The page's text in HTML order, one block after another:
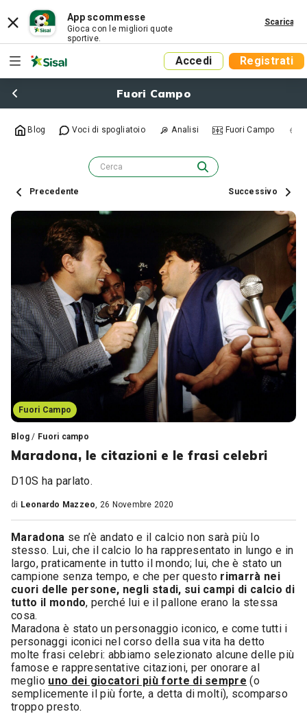
App scommesse
Gioca con le migliori quote
sportive.
Scarica
Accedi Registrati
Fuori Campo
Blog Voci di spogliatoio Analisi Fuori Campo
Precedente Successivo
Fuori Campo
Blog / Fuori campo
Maradona, le citazioni e le frasi celebri
D10S ha parlato.
di Leonardo Mazzeo, 26 Novembre 2020
Maradona se n’è andato e il calcio non sarà più lo
stesso. Lui, che il calcio lo ha rappresentato in lungo e in
largo, praticamente in tutto il mondo; lui, che è stato un
campione senza tempo, e che per questo rimarrà nei
cuori delle persone, negli stadi, sui campi di calcio di
tutto il mondo, perché lui e il pallone erano la stessa
cosa.
Maradona è stato un personaggio iconico, e come tutti i
personaggi iconici nel corso della sua vita ha detto
molte frasi celebri: abbiamo selezionato alcune delle più
famose e rappresentative citazioni, per onorare al
meglio uno dei giocatori più forte di sempre (o
semplicemente il più forte, a detta di molti), scomparso
troppo presto.